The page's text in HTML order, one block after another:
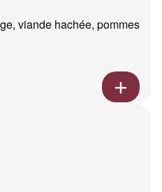
viande hachée, pommes